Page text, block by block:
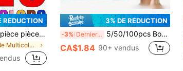
RÉDUCTION
la peau quotidiennement, éponge de douche en maille, boule de mousse de bain, serviette de bain exfoliante pour le corps, boule de bain moussante de nettoyage, boule de douche de nettoyage en profondeur
de Multicolore Outils de nettoyage du corps
3% DE RÉDUCTION
-3% Derniers 3 jours 5/50/100pcs Bonnets de douche jetables unisexes - Grands couvre-cheveux en plastique imperméable, qualité salon neutre, idéal pour le soin profond et les soins capillaires, couleurs mélangées/blanc, convient aux cheveux épais, tressés et longs des femmes, bonnets capillaires de haute élasticité et de haute qualité, convient pour les voyages, le SPA, le salon de coiffure et l'utilisation à domicile, peut couvrir les cheveux et est extensible, couvre-cheveux, accessoires capillaires
CA$1.84 90+ vendus